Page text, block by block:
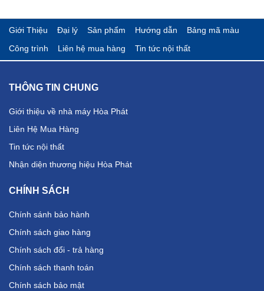
Giới Thiệu Đại lý Sản phẩm Hướng dẫn
Bảng mã màu
Công trình
Liên hệ mua hàng Tin tức nội thất
THÔNG TIN CHUNG
Giới thiệu về nhà máy Hòa Phát
Liên Hệ Mua Hàng
Tin tức nội thất
Nhận diện thương hiệu Hòa Phát
CHÍNH SÁCH
Chính sánh bảo hành
Chính sách giao hàng
Chính sách đổi - trả hàng
Chính sách thanh toán
Chính sách bảo mật